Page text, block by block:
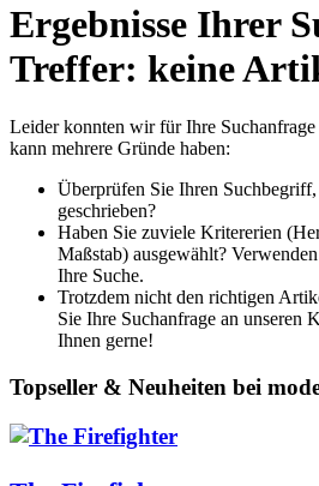
Ergebnisse Ihrer
Treffer: keine
Leider konnten wir für Ihre
kann mehrere Gründe haben:
Überprüfen Sie Ihren
geschrieben?
Haben Sie zuviele Kritererien
Maßstab) ausgewählt?
Ihre Suche.
Trotzdem nicht den richtigen
Sie Ihre Suchanfrage an unseren
Ihnen gerne!
Topseller & Neuheiten bei